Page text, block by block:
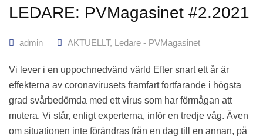
LEDARE: PVMagasinet #2.2021
admin AKTUELLT, Ledare - PVMagasinet
Vi lever i en uppochnedvänd värld Efter snart ett år är
effekterna av coronavirusets framfart fortfarande i högsta
grad svårbedömda med ett virus som har förmågan att
mutera. Vi står, enligt experterna, inför en tredje våg. Även
om situationen inte förändras från en dag till en annan, på